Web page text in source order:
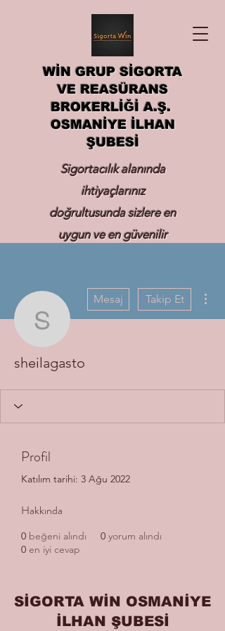
WİN GRUP SİGORTA
VE REASÜRANS
BROKERLİĞİ A.Ş.
OSMANİYE İLHAN
ŞUBESİ
Sigortacılık alanında
ihtiyaçlarınız
doğrultusunda sizlere en
uygun ve en güvenilir
sheilagasto
Mesaj Takip Et
sheilagasto
Profil
Katılım tarihi: 3 Ağu 2022
Hakkında
0 beğeni alındı 0 yorum alındı
0 en iyi cevap
SİGORTA WİN OSMANİYE
İLHAN ŞUBESİ